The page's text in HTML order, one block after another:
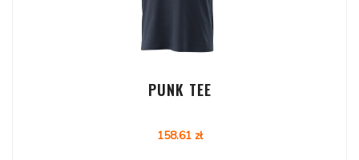
PUNK TEE
158.61 zł